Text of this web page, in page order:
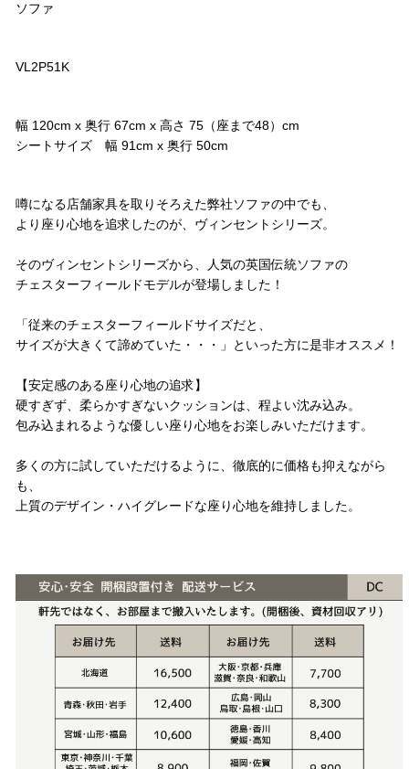
ソファ
VL2P51K
幅 120cm x 奥行 67cm x 高さ 75（座まで48）cm
シートサイズ 幅 91cm x 奥行 50cm
噂になる店舗家具を取りそろえた弊社ソファの中でも、
より座り心地を追求したのが、ヴィンセントシリーズ。
そのヴィンセントシリーズから、人気の英国伝統ソファの
チェスターフィールドモデルが登場しました！
「従来のチェスターフィールドサイズだと、
サイズが大きくて諦めていた・・・」といった方に是非オススメ！
【安定感のある座り心地の追求】
硬すぎず、柔らかすぎないクッションは、程よい沈み込み。
包み込まれるような優しい座り心地をお楽しみいただけます。
多くの方に試していただけるように、徹底的に価格も抑えながら
も、
上質のデザイン・ハイグレードな座り心地を維持しました。